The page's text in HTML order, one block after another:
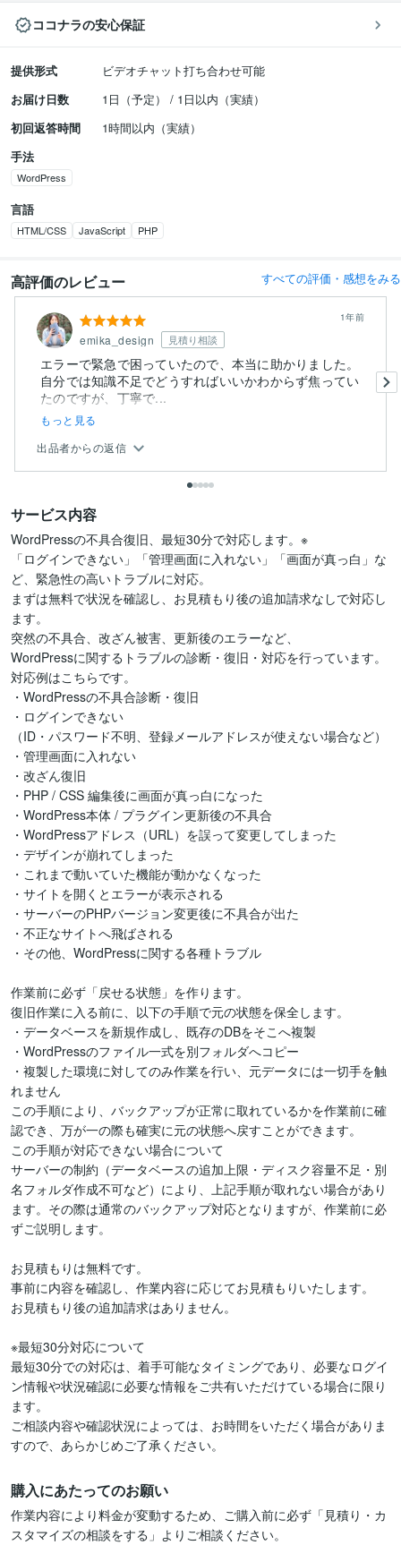
ココナラの安心保証
提供形式
ビデオチャット打ち合わせ可能
お届け日数
1日（予定） / 1日以内（実績）
初回返答時間
1時間以内（実績）
手法
WordPress
言語
HTML/CSS JavaScript PHP
高評価のレビュー すべての評価・感想をみる
emika_design 見積り相談
1年前
エラーで緊急で困っていたので、本当に助かりました。
自分では知識不足でどうすればいいかわからず焦ってい
たのですが、丁寧で...
もっと見る
出品者からの返信
サービス内容
WordPressの不具合復旧、最短30分で対応します。※
「ログインできない」「管理画面に入れない」「画面が真っ白」な
ど、緊急性の高いトラブルに対応。
まずは無料で状況を確認し、お見積もり後の追加請求なしで対応し
ます。
突然の不具合、改ざん被害、更新後のエラーなど、
WordPressに関するトラブルの診断・復旧・対応を行っています。
対応例はこちらです。
・WordPressの不具合診断・復旧
・ログインできない
（ID・パスワード不明、登録メールアドレスが使えない場合など）
・管理画面に入れない
・改ざん復旧
・PHP / CSS 編集後に画面が真っ白になった
・WordPress本体 / プラグイン更新後の不具合
・WordPressアドレス（URL）を誤って変更してしまった
・デザインが崩れてしまった
・これまで動いていた機能が動かなくなった
・サイトを開くとエラーが表示される
・サーバーのPHPバージョン変更後に不具合が出た
・不正なサイトへ飛ばされる
・その他、WordPressに関する各種トラブル
作業前に必ず「戻せる状態」を作ります。
復旧作業に入る前に、以下の手順で元の状態を保全します。
・データベースを新規作成し、既存のDBをそこへ複製
・WordPressのファイル一式を別フォルダへコピー
・複製した環境に対してのみ作業を行い、元データには一切手を触
れません
この手順により、バックアップが正常に取れているかを作業前に確
認でき、万が一の際も確実に元の状態へ戻すことができます。
この手順が対応できない場合について
サーバーの制約（データベースの追加上限・ディスク容量不足・別
名フォルダ作成不可など）により、上記手順が取れない場合があり
ます。その際は通常のバックアップ対応となりますが、作業前に必
ずご説明します。
お見積もりは無料です。
事前に内容を確認し、作業内容に応じてお見積もりいたします。
お見積もり後の追加請求はありません。
※最短30分対応について
最短30分での対応は、着手可能なタイミングであり、必要なログイ
ン情報や状況確認に必要な情報をご共有いただけている場合に限り
ます。
ご相談内容や確認状況によっては、お時間をいただく場合がありま
すので、あらかじめご了承ください。
購入にあたってのお願い
作業内容により料金が変動するため、ご購入前に必ず「見積り・カ
スタマイズの相談をする」よりご相談ください。